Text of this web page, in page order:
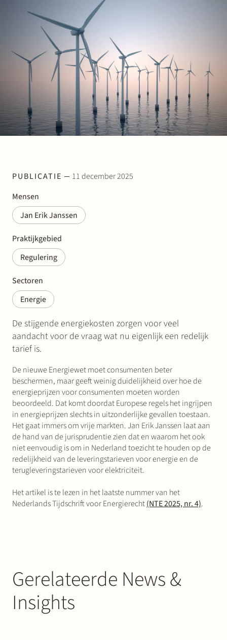
PUBLICATIE
11 december 2025
Mensen
Jan Erik Janssen
Praktijkgebied
Regulering
Sectoren
Energie
De stijgende energiekosten zorgen voor veel
aandacht voor de vraag wat nu eigenlijk een redelijk
tarief is.
De nieuwe Energiewet moet consumenten beter
beschermen, maar geeft weinig duidelijkheid over hoe de
energieprijzen voor consumenten moeten worden
beoordeeld. Dat komt doordat Europese regels het ingrijpen
in energieprijzen slechts in uitzonderlijke gevallen toestaan.
Het gaat immers om vrije markten. Jan Erik Janssen laat aan
de hand van de jurisprudentie zien dat en waarom het ook
niet eenvoudig is om in Nederland toezicht te houden op de
redelijkheid van de leveringstarieven voor energie en de
terugleveringstarieven voor elektriciteit.
Het artikel is te lezen in het laatste nummer van het
Nederlands Tijdschrift voor Energierecht(NTE 2025, nr. 4).
Gerelateerde News &
Insights
Werken bij Stek
Partner